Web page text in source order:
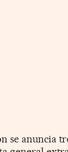
se anuncia